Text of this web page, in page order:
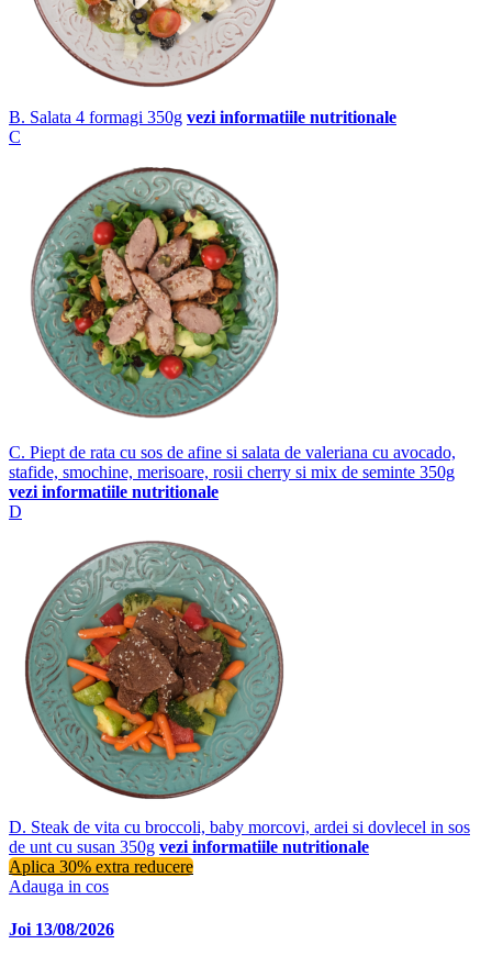
B. Salata 4 formagi 350g vezi informatiile nutritionale
C
C. Piept de rata cu sos de afine si salata de valeriana cu avocado,
stafide, smochine, merisoare, rosii cherry si mix de seminte 350g
vezi informatiile nutritionale
D
D. Steak de vita cu broccoli, baby morcovi, ardei si dovlecel in sos
de unt cu susan 350g vezi informatiile nutritionale
Aplica 30% extra reducere
Adauga in cos
Joi 13/08/2026